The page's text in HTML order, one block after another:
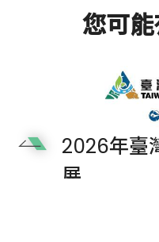
您可
2026年臺
展